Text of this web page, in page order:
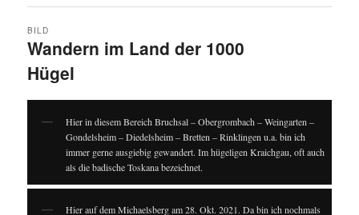
Wandern im Land der 1000
Hügel
BILD
Hier in diesem Bereich Bruchsal – Obergrombach – Weingarten –
Gondelsheim – Diedelsheim – Bretten – Rinklingen u.a. bin ich
immer gerne ausgiebig gewandert. Im hügeligen Kraichgau, oft auch
als die badische Toskana bezeichnet.
Hier auf dem Michaelsberg am 28. Okt. 2021. Da bin ich nochmals